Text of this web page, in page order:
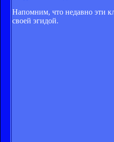
Напомним, что недавно эти
своей эгидой.